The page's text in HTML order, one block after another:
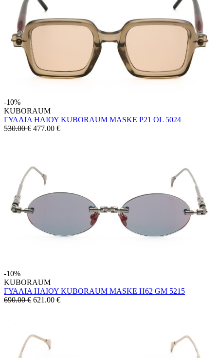
-10%
KUBORAUM
ΓΥΑΛΙΑ ΗΛΙΟΥ KUBORAUM MASKE P21 OL 5024
530.00 € 477.00 €
-10%
KUBORAUM
ΓΥΑΛΙΑ ΗΛΙΟΥ KUBORAUM MASKE H62 GM 5215
690.00 € 621.00 €